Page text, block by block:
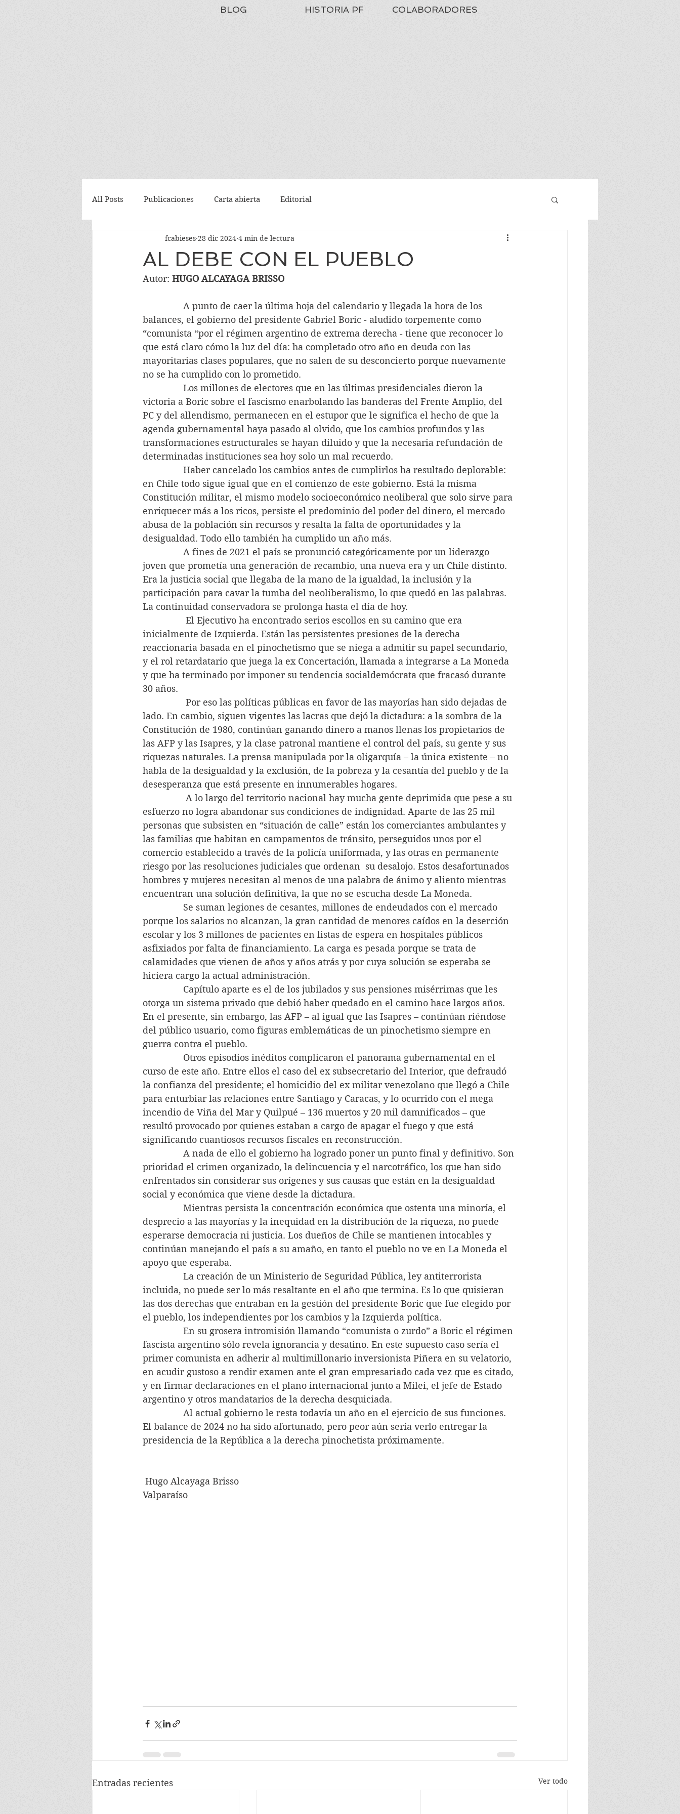
BLOG HISTORIA PF COLABORADORES
All Posts Publicaciones Carta abierta Editorial
AL DEBE CON EL PUEBLO
fcabieses 28 dic 2024 4 min de lectura
Autor: HUGO ALCAYAGA BRISSO
A punto de caer la última hoja del calendario y llegada la hora de los
balances, el gobierno del presidente Gabriel Boric - aludido torpemente como
“comunista “por el régimen argentino de extrema derecha - tiene que reconocer lo
que está claro cómo la luz del día: ha completado otro año en deuda con las
mayoritarias clases populares, que no salen de su desconcierto porque nuevamente
no se ha cumplido con lo prometido.
Los millones de electores que en las últimas presidenciales dieron la
victoria a Boric sobre el fascismo enarbolando las banderas del Frente Amplio, del
PC y del allendismo, permanecen en el estupor que le significa el hecho de que la
agenda gubernamental haya pasado al olvido, que los cambios profundos y las
transformaciones estructurales se hayan diluido y que la necesaria refundación de
determinadas instituciones sea hoy solo un mal recuerdo.
Haber cancelado los cambios antes de cumplirlos ha resultado deplorable:
en Chile todo sigue igual que en el comienzo de este gobierno. Está la misma
Constitución militar, el mismo modelo socioeconómico neoliberal que solo sirve para
enriquecer más a los ricos, persiste el predominio del poder del dinero, el mercado
abusa de la población sin recursos y resalta la falta de oportunidades y la
desigualdad. Todo ello también ha cumplido un año más.
A fines de 2021 el país se pronunció categóricamente por un liderazgo
joven que prometía una generación de recambio, una nueva era y un Chile distinto.
Era la justicia social que llegaba de la mano de la igualdad, la inclusión y la
participación para cavar la tumba del neoliberalismo, lo que quedó en las palabras.
La continuidad conservadora se prolonga hasta el día de hoy.
El Ejecutivo ha encontrado serios escollos en su camino que era
inicialmente de Izquierda. Están las persistentes presiones de la derecha
reaccionaria basada en el pinochetismo que se niega a admitir su papel secundario,
y el rol retardatario que juega la ex Concertación, llamada a integrarse a La Moneda
y que ha terminado por imponer su tendencia socialdemócrata que fracasó durante
30 años.
Por eso las políticas públicas en favor de las mayorías han sido dejadas de
lado. En cambio, siguen vigentes las lacras que dejó la dictadura: a la sombra de la
Constitución de 1980, continúan ganando dinero a manos llenas los propietarios de
las AFP y las Isapres, y la clase patronal mantiene el control del país, su gente y sus
riquezas naturales. La prensa manipulada por la oligarquía – la única existente – no
habla de la desigualdad y la exclusión, de la pobreza y la cesantía del pueblo y de la
desesperanza que está presente en innumerables hogares.
A lo largo del territorio nacional hay mucha gente deprimida que pese a su
esfuerzo no logra abandonar sus condiciones de indignidad. Aparte de las 25 mil
personas que subsisten en “situación de calle” están los comerciantes ambulantes y
las familias que habitan en campamentos de tránsito, perseguidos unos por el
comercio establecido a través de la policía uniformada, y las otras en permanente
riesgo por las resoluciones judiciales que ordenan  su desalojo. Estos desafortunados
hombres y mujeres necesitan al menos de una palabra de ánimo y aliento mientras
encuentran una solución definitiva, la que no se escucha desde La Moneda.
Se suman legiones de cesantes, millones de endeudados con el mercado
porque los salarios no alcanzan, la gran cantidad de menores caídos en la deserción
escolar y los 3 millones de pacientes en listas de espera en hospitales públicos
asfixiados por falta de financiamiento. La carga es pesada porque se trata de
calamidades que vienen de años y años atrás y por cuya solución se esperaba se
hiciera cargo la actual administración.
Capítulo aparte es el de los jubilados y sus pensiones misérrimas que les
otorga un sistema privado que debió haber quedado en el camino hace largos años.
En el presente, sin embargo, las AFP – al igual que las Isapres – continúan riéndose
del público usuario, como figuras emblemáticas de un pinochetismo siempre en
guerra contra el pueblo.
Otros episodios inéditos complicaron el panorama gubernamental en el
curso de este año. Entre ellos el caso del ex subsecretario del Interior, que defraudó
la confianza del presidente; el homicidio del ex militar venezolano que llegó a Chile
para enturbiar las relaciones entre Santiago y Caracas, y lo ocurrido con el mega
incendio de Viña del Mar y Quilpué – 136 muertos y 20 mil damnificados – que
resultó provocado por quienes estaban a cargo de apagar el fuego y que está
significando cuantiosos recursos fiscales en reconstrucción.
A nada de ello el gobierno ha logrado poner un punto final y definitivo. Son
prioridad el crimen organizado, la delincuencia y el narcotráfico, los que han sido
enfrentados sin considerar sus orígenes y sus causas que están en la desigualdad
social y económica que viene desde la dictadura.
Mientras persista la concentración económica que ostenta una minoría, el
desprecio a las mayorías y la inequidad en la distribución de la riqueza, no puede
esperarse democracia ni justicia. Los dueños de Chile se mantienen intocables y
continúan manejando el país a su amaño, en tanto el pueblo no ve en La Moneda el
apoyo que esperaba.
La creación de un Ministerio de Seguridad Pública, ley antiterrorista
incluida, no puede ser lo más resaltante en el año que termina. Es lo que quisieran
las dos derechas que entraban en la gestión del presidente Boric que fue elegido por
el pueblo, los independientes por los cambios y la Izquierda política.
En su grosera intromisión llamando “comunista o zurdo” a Boric el régimen
fascista argentino sólo revela ignorancia y desatino. En este supuesto caso sería el
primer comunista en adherir al multimillonario inversionista Piñera en su velatorio,
en acudir gustoso a rendir examen ante el gran empresariado cada vez que es citado,
y en firmar declaraciones en el plano internacional junto a Milei, el jefe de Estado
argentino y otros mandatarios de la derecha desquiciada.
Al actual gobierno le resta todavía un año en el ejercicio de sus funciones.
El balance de 2024 no ha sido afortunado, pero peor aún sería verlo entregar la
presidencia de la República a la derecha pinochetista próximamente.
Hugo Alcayaga Brisso
Valparaíso
Entradas recientes Ver todo